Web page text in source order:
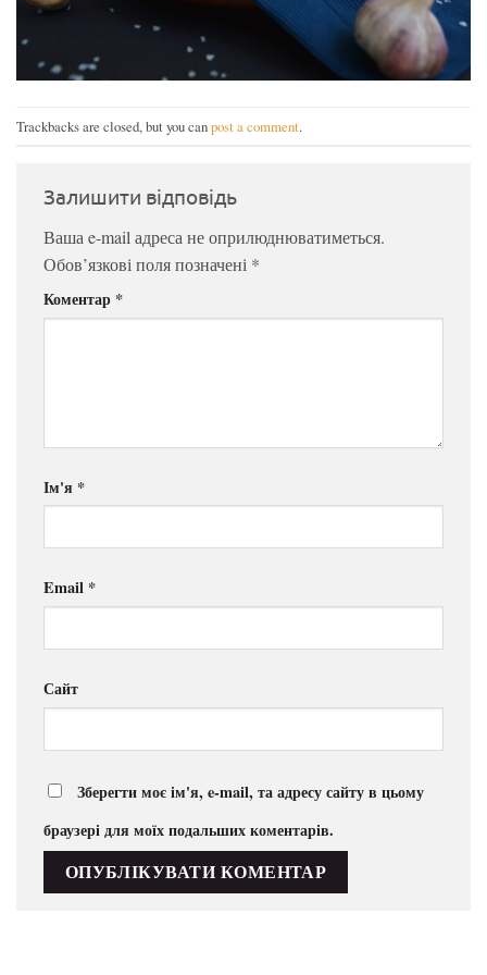
Trackbacks are closed, but you canpost a comment.
Залишити відповідь
Ваша e-mail адреса не оприлюднюватиметься.
Обов’язкові поля позначені *
Коментар *
Ім'я *
Email *
Сайт
Зберегти моє ім'я, e-mail, та адресу сайту в цьому
браузері для моїх подальших коментарів.